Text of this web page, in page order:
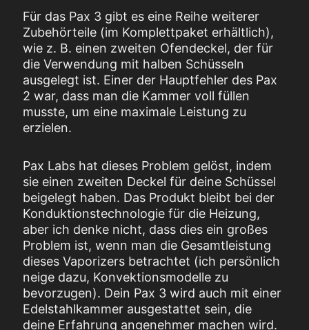
Für das Pax 3 gibt es eine Reihe weiterer
Zubehörteile (im Komplettpaket erhältlich),
wie z. B. einen zweiten Ofendeckel, der für
die Verwendung mit halben Schüsseln
ausgelegt ist. Einer der Hauptfehler des Pax
2 war, dass man die Kammer voll füllen
musste, um eine maximale Leistung zu
erzielen.
Pax Labs hat dieses Problem gelöst, indem
sie einen zweiten Deckel für deine Schüssel
beigelegt haben. Das Produkt bleibt bei der
Konduktionstechnologie für die Heizung,
aber ich denke nicht, dass dies ein großes
Problem ist, wenn man die Gesamtleistung
dieses Vaporizers betrachtet (ich persönlich
neige dazu, Konvektionsmodelle zu
bevorzugen). Dein Pax 3 wird auch mit einer
Edelstahlkammer ausgestattet sein, die
deine Erfahrung angenehmer machen wird.